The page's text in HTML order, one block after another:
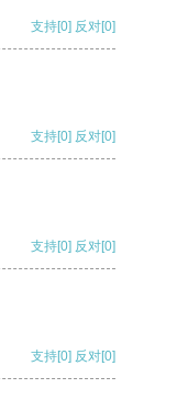
支持[0] 反对[0]
支持[0] 反对[0]
支持[0] 反对[0]
支持[0] 反对[0]